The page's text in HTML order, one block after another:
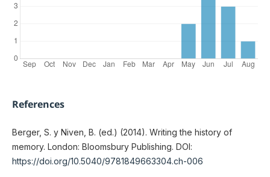
References
Berger, S. y Niven, B. (ed.) (2014). Writing the history of
memory. London: Bloomsbury Publishing. DOI:
https://doi.org/10.5040/9781849663304.ch-006